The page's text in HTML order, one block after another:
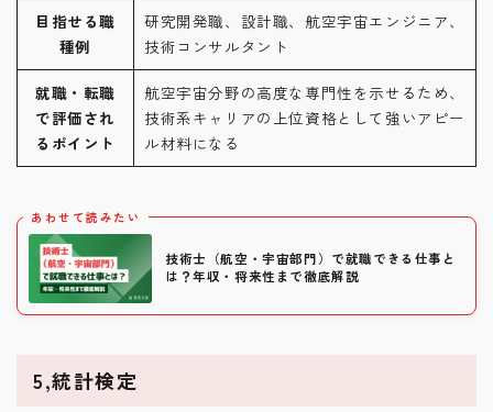
目指せる職
種例
研究開発職、設計職、航空宇宙エンジニア、
技術コンサルタント
就職・転職
で評価され
るポイント
航空宇宙分野の高度な専門性を示せるため、
技術系キャリアの上位資格として強いアピー
ル材料になる
あわせて読みたい
技術士（航空・宇宙部門）で就職できる仕事と
は？年収・将来性まで徹底解説
5,統計検定